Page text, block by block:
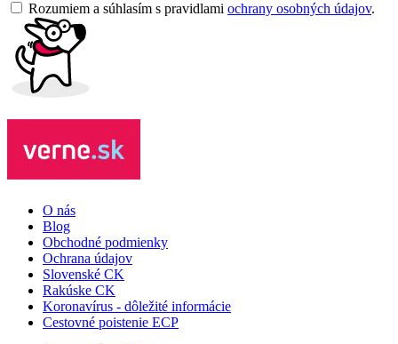
Rozumiem a súhlasím s pravidlami ochrany osobných údajov.
O nás
Blog
Obchodné podmienky
Ochrana údajov
Slovenské CK
Rakúske CK
Koronavírus - dôležité informácie
Cestovné poistenie ECP